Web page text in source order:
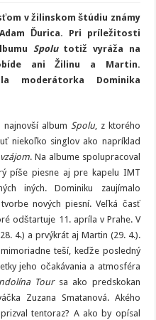
v žilinskom štúdiu známy
Ďurica. Pri príležitosti
Spolutotiž vyráža na
ani Žilinu a Martin.
moderátorka Dominika
najnovší album Spolu, z ktorého
niekoľko singlov ako napríklad
. Na albume spolupracoval
píše piesne aj pre kapelu IMT
iných. Dominiku zaujímalo
nových piesní. Veľká časť
odštartuje 11. apríla v Prahe. V
4.) a prvýkrát aj Martin (29. 4.).
teší, keďže posledný
jeho očakávania a atmosféra
Toursa ako predskokan
Zuzana Smatanová. Akého
tentoraz? A ako by opísal